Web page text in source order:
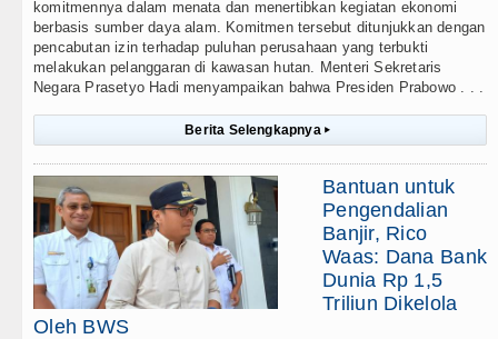
komitmennya dalam menata dan menertibkan kegiatan ekonomi
berbasis sumber daya alam. Komitmen tersebut ditunjukkan dengan
pencabutan izin terhadap puluhan perusahaan yang terbukti
melakukan pelanggaran di kawasan hutan. Menteri Sekretaris
Negara Prasetyo Hadi menyampaikan bahwa Presiden Prabowo . . .
Berita Selengkapnya ▸
Bantuan untuk
Pengendalian
Banjir, Rico
Waas: Dana Bank
Dunia Rp 1,5
Triliun Dikelola
Oleh BWS